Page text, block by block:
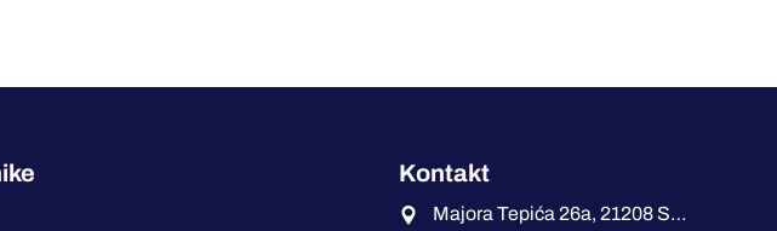
Kontakt
Majora Tepića 26a, 21208 Sremska Kamenica